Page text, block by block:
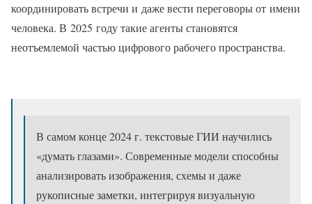
координировать встречи и даже вести переговоры от имени
человека. В 2025 году такие агенты становятся
неотъемлемой частью цифрового рабочего пространства.
В самом конце 2024 г. текстовые ГИИ научились
«думать глазами». Современные модели способны
анализировать изображения, схемы и даже
рукописные заметки, интегрируя визуальную